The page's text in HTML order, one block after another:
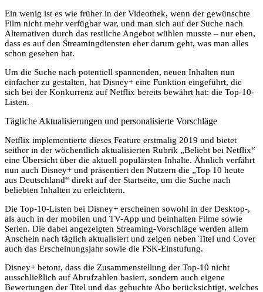
Ein wenig ist es wie früher in der Videothek, wenn der gewünschte
Film nicht mehr verfügbar war, und man sich auf der Suche nach
Alternativen durch das restliche Angebot wühlen musste – nur eben,
dass es auf den Streamingdiensten eher darum geht, was man alles
schon gesehen hat.
Um die Suche nach potentiell spannenden, neuen Inhalten nun
einfacher zu gestalten, hat Disney+ eine Funktion eingeführt, die
sich bei der Konkurrenz auf Netflix bereits bewährt hat: die Top-10-
Listen.
Tägliche Aktualisierungen und personalisierte Vorschläge
Netflix implementierte dieses Feature erstmalig 2019 und bietet
seither in der wöchentlich aktualisierten Rubrik „Beliebt bei Netflix“
eine Übersicht über die aktuell populärsten Inhalte. Ähnlich verfährt
nun auch Disney+ und präsentiert den Nutzern die „Top 10 heute
aus Deutschland“ direkt auf der Startseite, um die Suche nach
beliebten Inhalten zu erleichtern.
Die Top-10-Listen bei Disney+ erscheinen sowohl in der Desktop-,
als auch in der mobilen und TV-App und beinhalten Filme sowie
Serien. Die dabei angezeigten Streaming-Vorschläge werden allem
Anschein nach täglich aktualisiert und zeigen neben Titel und Cover
auch das Erscheinungsjahr sowie die FSK-Einstufung.
Disney+ betont, dass die Zusammenstellung der Top-10 nicht
ausschließlich auf Abrufzahlen basiert, sondern auch eigene
Bewertungen der Titel und das gebuchte Abo berücksichtigt, welches